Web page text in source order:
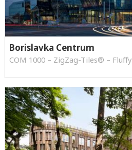
Borislavka Centrum
COM 1000 – ZigZag-Tiles® – Fluffy